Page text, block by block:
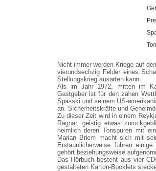
Ton
Nicht immer werden Kriege auf
vierundsechzig Felder eines
Stellungskrieg ausarten kann.
Als im Jahr 1972, mitten im
Gastgeber ist für den zähen
Spasski und seinem US-
an. Sicherheitskräfte und
Zu dieser Zeit wird in einem
Ragnar, geistig etwas
heimlich deren Tonspuren mit
Marian Briem macht sich mit
Erstaunlicherweise führen
gehört beziehungsweise
Das Hörbuch besteht aus vier
gestalteten Karton-Booklets